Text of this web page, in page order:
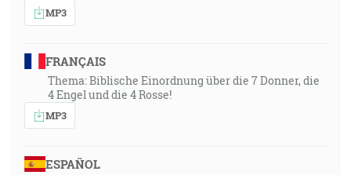
MP3
FRANÇAIS
Thema: Biblische Einordnung über die 7 Donner, die
4 Engel und die 4 Rosse!
MP3
ESPAÑOL